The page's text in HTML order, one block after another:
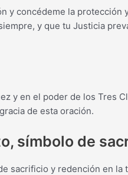
y concédeme la protección
y que tu Justicia
y en el poder de los Tres
de esta oración.
símbolo de
sacrificio y redención en la